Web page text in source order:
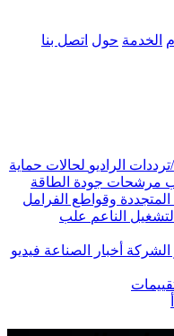
الخدمة حول اتصل بنا
الراديو لحالات حماية
مرشحات جودة الطاقة
وقواطع الفرامل
الناعم علب
الشركة أخبار الصناعة فيديو